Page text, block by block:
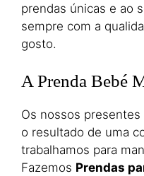
prendas únicas e ao
sempre com a
gosto.
A Prenda Bebé
Os nossos
o resultado de uma
trabalhamos para
Fazemos Prendas